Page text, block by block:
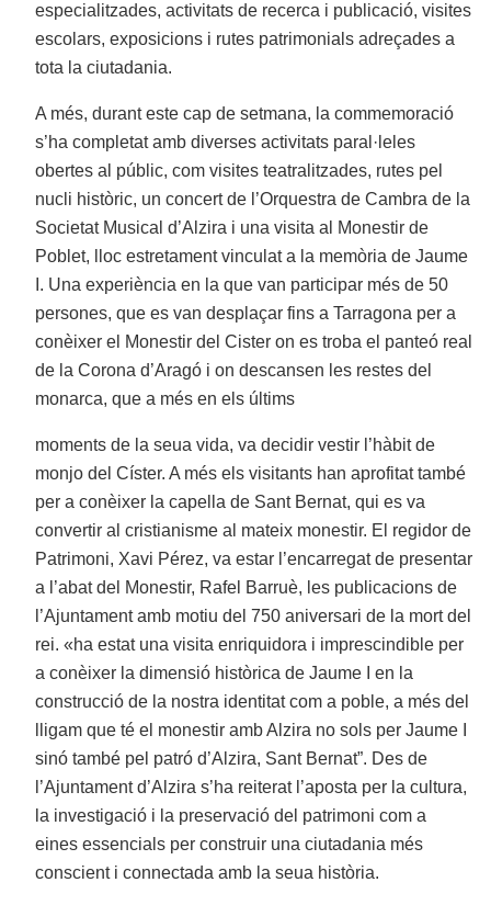
especialitzades, activitats de recerca i publicació, visites
escolars, exposicions i rutes patrimonials adreçades a
tota la ciutadania.
A més, durant este cap de setmana, la commemoració
s’ha completat amb diverses activitats paral·leles
obertes al públic, com visites teatralitzades, rutes pel
nucli històric, un concert de l’Orquestra de Cambra de la
Societat Musical d’Alzira i una visita al Monestir de
Poblet, lloc estretament vinculat a la memòria de Jaume
I. Una experiència en la que van participar més de 50
persones, que es van desplaçar fins a Tarragona per a
conèixer el Monestir del Cister on es troba el panteó real
de la Corona d’Aragó i on descansen les restes del
monarca, que a més en els últims
moments de la seua vida, va decidir vestir l’hàbit de
monjo del Císter. A més els visitants han aprofitat també
per a conèixer la capella de Sant Bernat, qui es va
convertir al cristianisme al mateix monestir. El regidor de
Patrimoni, Xavi Pérez, va estar l’encarregat de presentar
a l’abat del Monestir, Rafel Barruè, les publicacions de
l’Ajuntament amb motiu del 750 aniversari de la mort del
rei. «ha estat una visita enriquidora i imprescindible per
a conèixer la dimensió històrica de Jaume I en la
construcció de la nostra identitat com a poble, a més del
lligam que té el monestir amb Alzira no sols per Jaume I
sinó també pel patró d’Alzira, Sant Bernat”. Des de
l’Ajuntament d’Alzira s’ha reiterat l’aposta per la cultura,
la investigació i la preservació del patrimoni com a
eines essencials per construir una ciutadania més
conscient i connectada amb la seua història.